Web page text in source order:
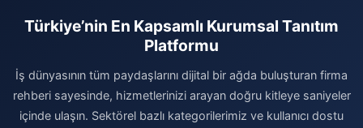
Türkiye’nin En Kapsamlı Kurumsal Tanıtım
Platformu
İş dünyasının tüm paydaşlarını dijital bir ağda buluşturan firma
rehberi sayesinde, hizmetlerinizi arayan doğru kitleye saniyeler
içinde ulaşın. Sektörel bazlı kategorilerimiz ve kullanıcı dostu